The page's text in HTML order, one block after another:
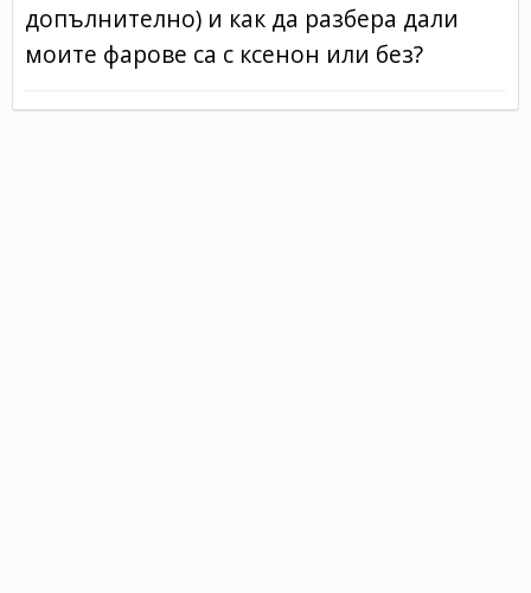
допълнително) и как да разбера дали
моите фарове са с ксенон или без?